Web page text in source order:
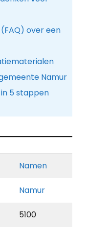
over een
Namur
5 stappen
Namen
Namur
5100